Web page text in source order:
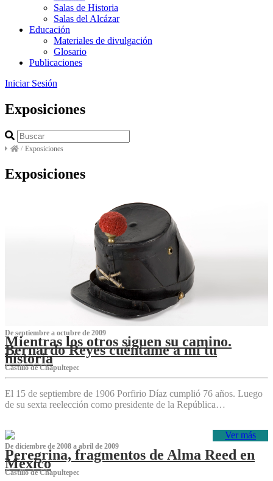
Salas de Historia
Salas del Alcázar
Educación
Materiales de divulgación
Glosario
Publicaciones
Iniciar Sesión
Exposiciones
/ Exposiciones
Exposiciones
De septiembre a octubre de 2009
Mientras los otros siguen su camino.
Bernardo Reyes cuéntame a mí tu
historia
Castillo de Chapultepec
El 15 de septiembre de 1906 Porfirio Díaz cumplió 76 años. Luego
de su sexta reelección como presidente de la República…
Ver más
De diciembre de 2008 a abril de 2009
Peregrina, fragmentos de Alma Reed en
México
Castillo de Chapultepec